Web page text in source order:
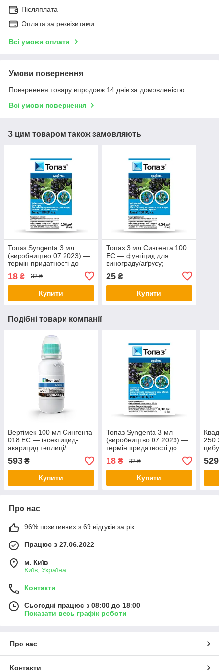
Післяплата
Оплата за реквізитами
Всі умови оплати
Умови повернення
Повернення товару впродовж 14 днів за домовленістю
Всі умови повернення
З цим товаром також замовляють
Топаз Syngenta 3 мл
(виробництво 07.2023) —
термін придатності до
захист від борошнистої
роси
18 ₴ 32 ₴
Купити
Топаз 3 мл Сингента 100
EC — фунгіцид для
винограду/аґрусу;
профілактика оїдіуму та
борошнистої роси, у перші
строки, Офіційно
25₴
Купити
Подібні товари компанії
Вертімек 100 мл Сингента
018 EC — інсектицид-
акарицид теплиці/
ягідники; проти кліща й
західного трипса, чистий
лист, Сертифікат
593 ₴
Купити
Топаз Syngenta 3 мл
(виробництво 07.2023) —
термін придатності до
07.2026. Професійний
захист від борошнистої
роси
18₴ 32 ₴
Купити
250
дія
529
Про нас
96% позитивних з 69 відгуків за рік
Працює з 27.06.2022
м. Київ
Київ, Україна
Контакти
Сьогодні працює з 08:00 до 18:00
Показати весь графік роботи
Про нас
Контакти